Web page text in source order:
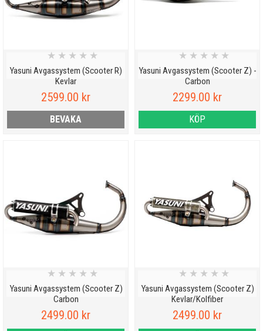
Yasuni Avgassystem (Scooter R)
Kevlar
★ ★ ★ ★ ★
2599.00 kr
BEVAKA
Yasuni Avgassystem (Scooter Z) -
Carbon
★ ★ ★ ★ ★
2299.00 kr
KÖP
Yasuni Avgassystem (Scooter Z)
Carbon
★ ★ ★ ★ ★
2499.00 kr
Yasuni Avgassystem (Scooter Z)
Kevlar/Kolfiber
★ ★ ★ ★ ★
2499.00 kr